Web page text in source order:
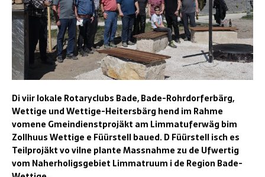
Di viir lokale Rotaryclubs Bade, Bade-Rohrdorferbärg,
Wettige und Wettige-Heitersbärg hend im Rahme
vomene Gmeindienstprojäkt am Limmatuferwäg bim
Zollhuus Wettige e Füürstell baued. D Füürstell isch es
Teilprojäkt vo vilne plante Massnahme zu de Ufwertig
vom Naherholigsgebiet Limmatruum i de Region Bade-